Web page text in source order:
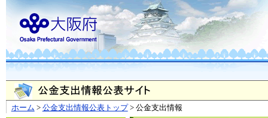
ホーム > 公金支出情報公表トップ> 公金支出情報